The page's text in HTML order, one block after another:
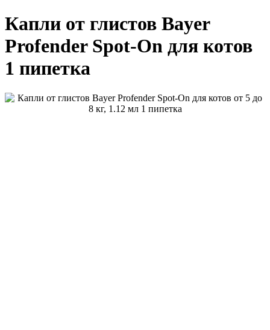
Капли от глистов Bayer
Profender Spot-On для котов
1 пипетка